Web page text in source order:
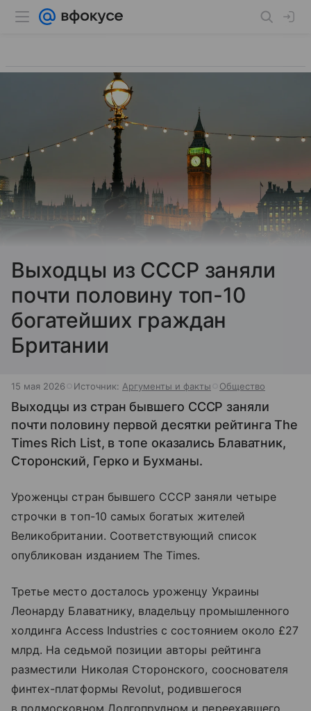
Выходцы из СССР заняли
почти половину топ-10
богатейших граждан
Британии
15 мая 2026 Источник: Аргументы и факты Общество
Выходцы из стран бывшего СССР заняли
почти половину первой десятки рейтинга The
Times Rich List, в топе оказались Блаватник,
Сторонский, Герко и Бухманы.
Уроженцы стран бывшего СССР заняли четыре
строчки в топ-10 самых богатых жителей
Великобритании. Соответствующий список
опубликован изданием The Times.
Третье место досталось уроженцу Украины
Леонарду Блаватнику, владельцу промышленного
холдинга Access Industries с состоянием около £27
млрд. На седьмой позиции авторы рейтинга
разместили Николая Сторонского, сооснователя
финтех-платформы Revolut, родившегося
в подмосковном Долгопрудном и переехавшего